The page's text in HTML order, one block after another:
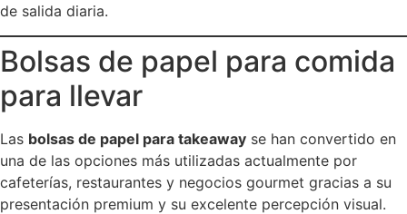
de salida diaria.
Bolsas de papel para comida
para llevar
Las bolsas de papel para takeaway se han convertido en
una de las opciones más utilizadas actualmente por
cafeterías, restaurantes y negocios gourmet gracias a su
presentación premium y su excelente percepción visual.